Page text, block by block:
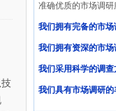
准确优质的市场调研
我们拥有完备的市场
我们拥有资深的市
我们采用科学的调
我们具有市场调研的